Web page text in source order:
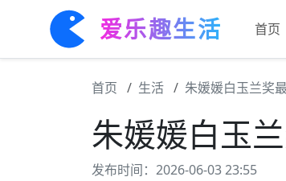
爱乐趣生活 首页
首页 生活 朱媛媛白玉兰奖
朱媛媛白玉
发布时间：2026-06-03 23:55